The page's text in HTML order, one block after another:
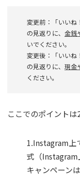
変更前：「いいね
の見返りに、 金銭
いでください。
変更後：「いいね
の見返りに、 現金
ください。
ここでのポイントは
1.Instagram上
式（
キャンペーン